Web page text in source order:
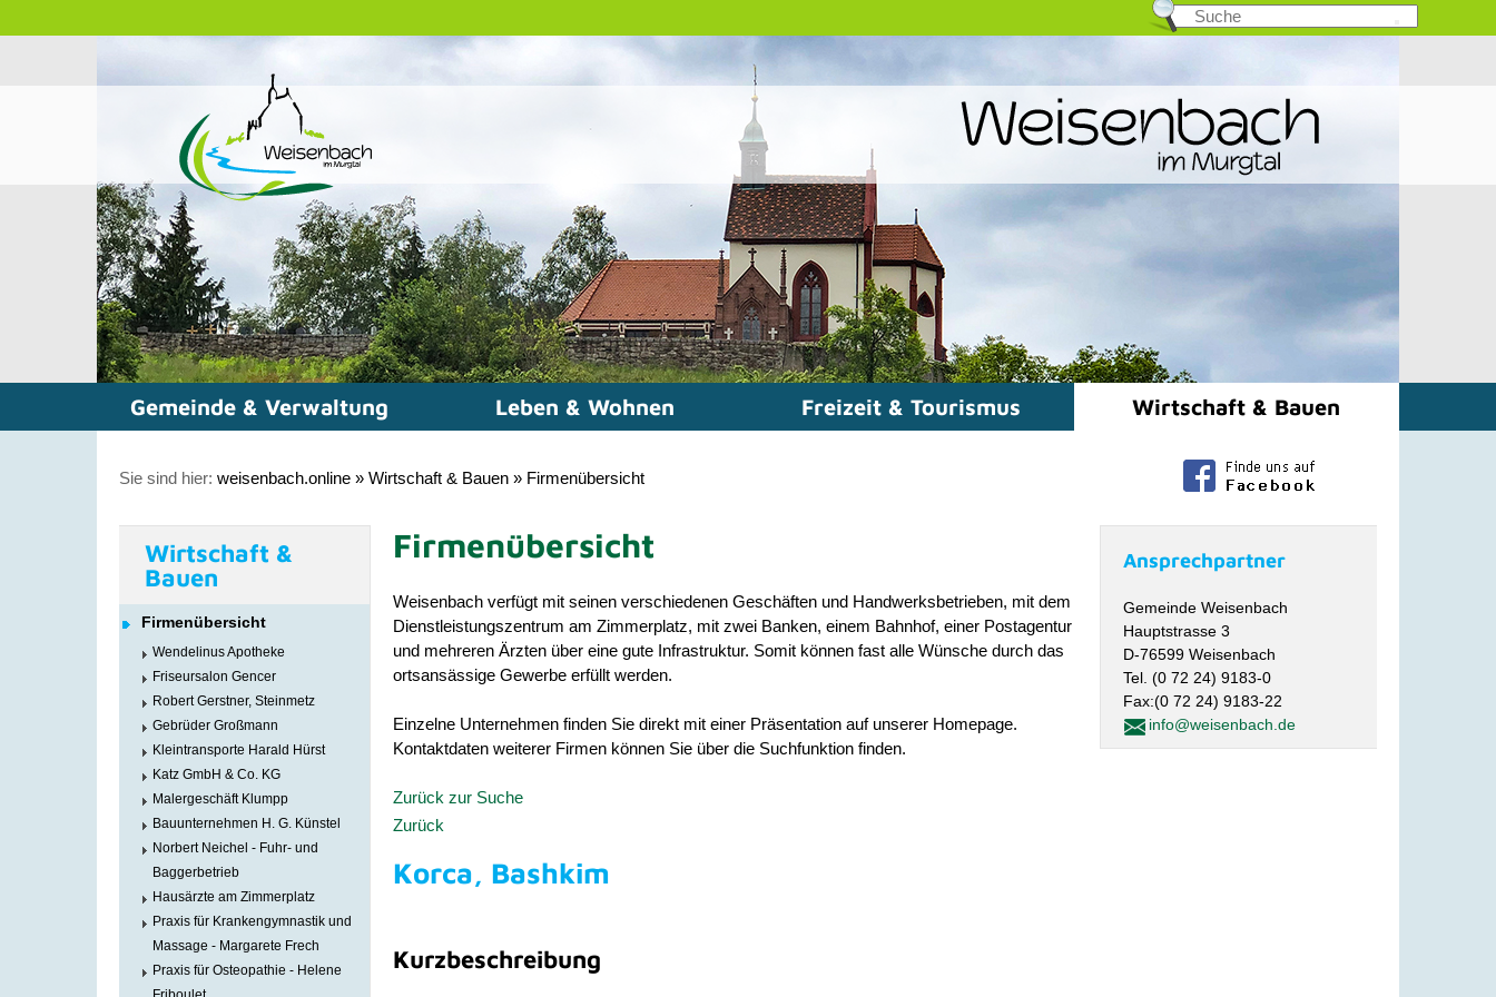
Gemeinde & Verwaltung Leben & Wohnen Freizeit & Tourismus Wirtschaft & Bauen
Sie sind hier: weisenbach.online » Wirtschaft & Bauen » Firmenübersicht
Wirtschaft &
Bauen
Firmenübersicht
Wendelinus Apotheke
Friseursalon Gencer
Robert Gerstner, Steinmetz
Gebrüder Großmann
Kleintransporte Harald Hürst
Katz GmbH & Co. KG
Malergeschäft Klumpp
Bauunternehmen H. G. Künstel
Norbert Neichel - Fuhr- und
Baggerbetrieb
Hausärzte am Zimmerplatz
Praxis für Krankengymnastik und
Massage - Margarete Frech
Praxis für Osteopathie - Helene
Firmenübersicht
Weisenbach verfügt mit seinen verschiedenen Geschäften und Handwerksbetrieben, mit dem
Dienstleistungszentrum am Zimmerplatz, mit zwei Banken, einem Bahnhof, einer Postagentur
und mehreren Ärzten über eine gute Infrastruktur. Somit können fast alle Wünsche durch das
ortsansässige Gewerbe erfüllt werden.
Einzelne Unternehmen finden Sie direkt mit einer Präsentation auf unserer Homepage.
Kontaktdaten weiterer Firmen können Sie über die Suchfunktion finden.
Zurück zur Suche
Zurück
Korca, Bashkim
Kurzbeschreibung
Ansprechpartner
Gemeinde Weisenbach
Hauptstrasse 3
D-76599 Weisenbach
Tel. (0 72 24) 9183-0
Fax:(0 72 24) 9183-22
info@weisenbach.de